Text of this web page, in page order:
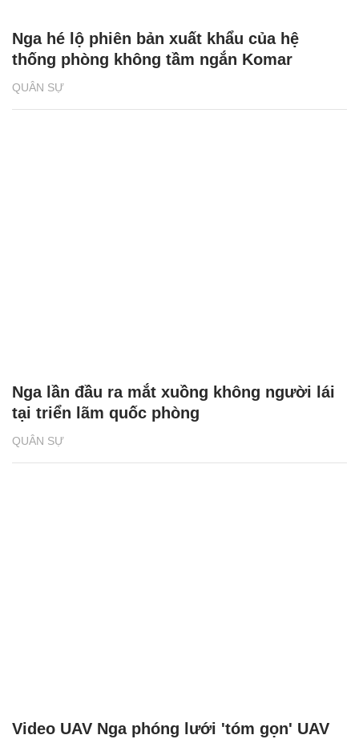
QUÂN SỰ
Nga hé lộ phiên bản xuất khẩu của hệ
thống phòng không tầm ngắn Komar
QUÂN SỰ
Nga lần đầu ra mắt xuồng không người lái
tại triển lãm quốc phòng
Video UAV Nga phóng lưới 'tóm gọn' UAV